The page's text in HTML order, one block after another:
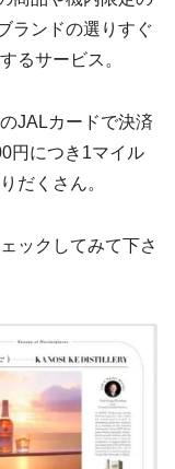
ランドの選りすぐ
るサービス。
JALカードで決済
円につき1マイル
だくさん。
ックしてみて下さ